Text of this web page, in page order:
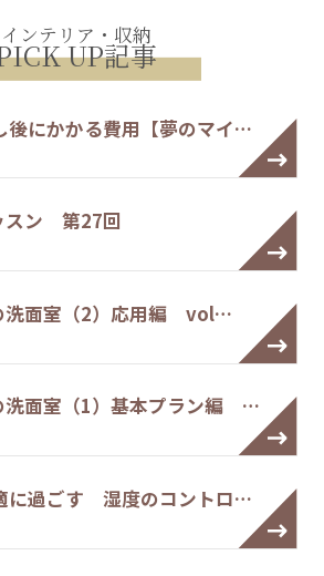
インテリア・収納
UP記事
にかかる費用【夢のマイ…
スン 第27回
洗面室（2）応用編 vol…
洗面室（1）基本プラン編 …
過ごす 湿度のコントロ…